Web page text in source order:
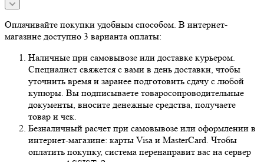
Оплачивайте покупки удобным способом. В интернет-
магазине доступно 3 варианта оплаты:
Наличные при самовывозе или доставке курьером.
Специалист свяжется с вами в день доставки, чтобы
уточнить время и заранее подготовить сдачу с любой
купюры. Вы подписываете товаросопроводительные
документы, вносите денежные средства, получаете
товар и чек.
Безналичный расчет при самовывозе или оформлении в
интернет-магазине: карты Visa и MasterCard. Чтобы
оплатить покупку, система перенаправит вас на сервер